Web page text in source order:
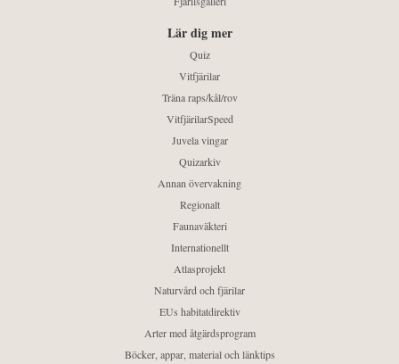
Lär dig mer
Quiz
Vitfjärilar
Träna raps/kål/rov
VitfjärilarSpeed
Juvela vingar
Quizarkiv
Annan övervakning
Regionalt
Faunaväkteri
Internationellt
Atlasprojekt
Naturvård och fjärilar
EUs habitatdirektiv
Arter med åtgärdsprogram
Böcker, appar, material och länktips